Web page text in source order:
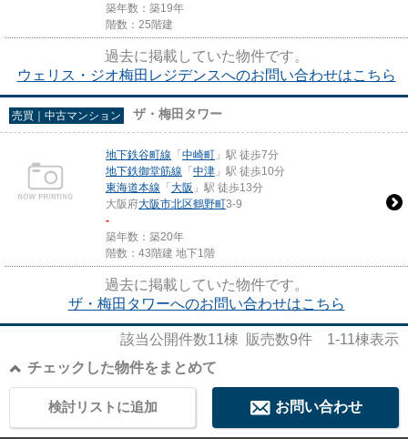
築年数：築19年
階数：25階建
過去に掲載していた物件です。
ウェリス・ジオ梅田レジデンスへのお問い合わせはこちら
売買｜中古マンション ザ・梅田タワー
地下鉄谷町線 「 中崎町 」駅 徒歩7分
地下鉄御堂筋線 「 中津 」駅 徒歩10分
東海道本線 「 大阪 」駅 徒歩13分
大阪府大阪市北区鶴野町3-9
-
築年数：築20年
階数：43階建 地下1階
過去に掲載していた物件です。
ザ・梅田タワーへのお問い合わせはこちら
該当公開件数11棟 販売数9件 1-11棟表示
チェックした物件をまとめて
お問い合わせ
検討リストに追加